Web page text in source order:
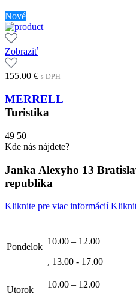
Nové
Zobraziť
155.00 € s DPH
MERRELL
Turistika
49 50
Kde nás nájdete?
Janka Alexyho 13
republika
Kliknite pre viac informácií
Pondelok
10.00 – 12.00
, 13.00 - 17.00
Utorok
10.00 – 12.00